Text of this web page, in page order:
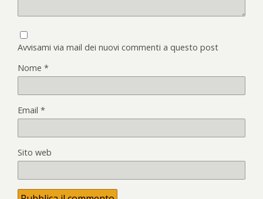
Avvisami via mail dei nuovi commenti a questo post
Nome *
Email *
Sito web